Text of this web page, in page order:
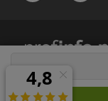
Copyright 1997 -